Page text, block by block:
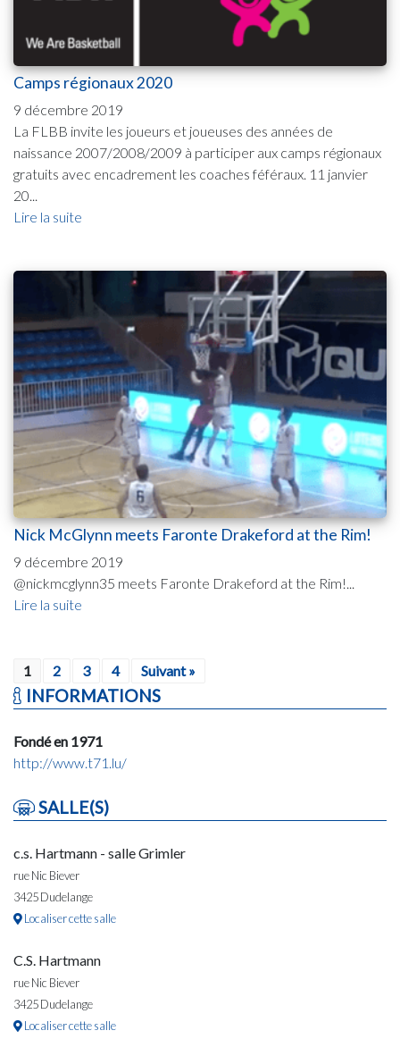
Camps régionaux 2020
9 décembre 2019
La FLBB invite les joueurs et joueuses des années de
naissance 2007/2008/2009 à participer aux camps régionaux
gratuits avec encadrement les coaches féféraux. 11 janvier
20...
Lire la suite
Nick McGlynn meets Faronte Drakeford at the Rim!
9 décembre 2019
@nickmcglynn35 meets Faronte Drakeford at the Rim!...
Lire la suite
1 2 3 4 Suivant »
INFORMATIONS
Fondé en 1971
http://www.t71.lu/
SALLE(S)
c.s. Hartmann - salle Grimler
rue Nic Biever
3425 Dudelange
Localiser cette salle
C.S. Hartmann
rue Nic Biever
3425 Dudelange
Localiser cette salle